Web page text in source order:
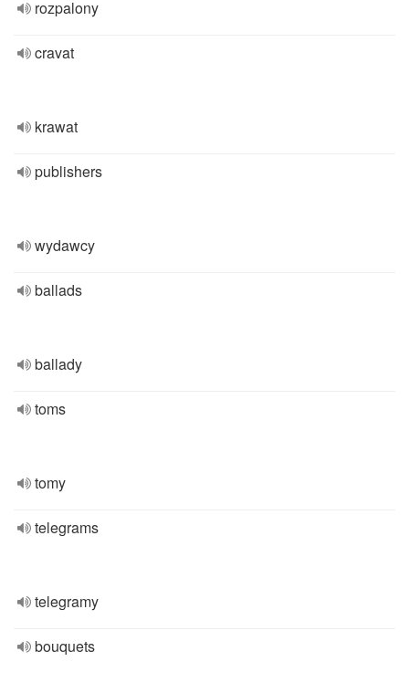
rozpalony
cravat
krawat
publishers
wydawcy
ballads
ballady
toms
tomy
telegrams
telegramy
bouquets